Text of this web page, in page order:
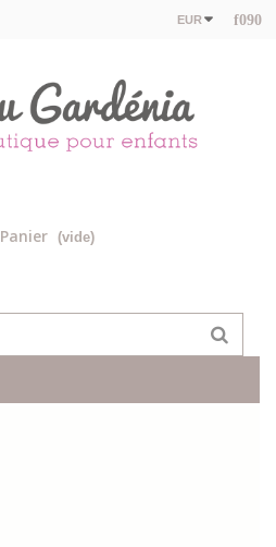
EUR
Panier (vide)